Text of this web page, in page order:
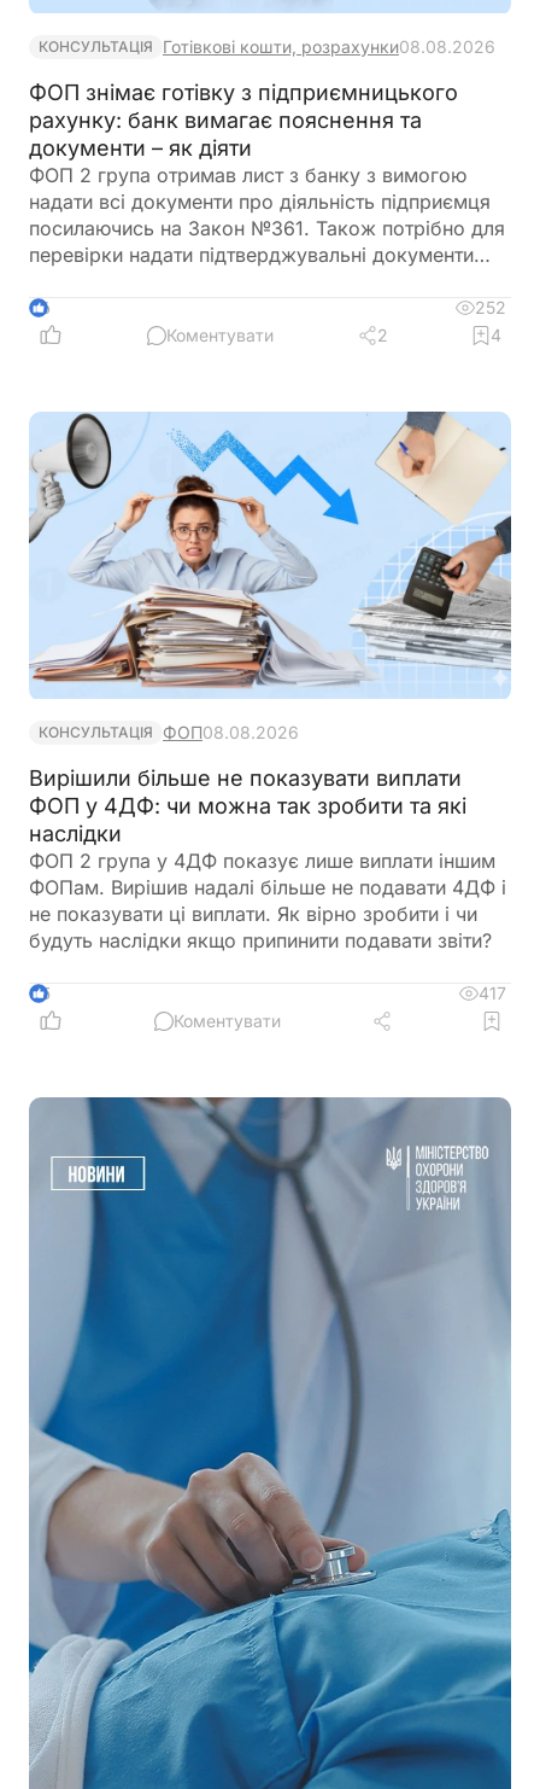
КОНСУЛЬТАЦІЯ Готівкові кошти, розрахунки08.08.2026
ФОП знімає готівку з підприємницького
рахунку: банк вимагає пояснення та
документи – як діяти
ФОП 2 група отримав лист з банку з вимогою
надати всі документи про діяльність підприємця
посилаючись на Закон №361. Також потрібно для
перевірки надати підтверджувальні документи
готівкових коштів (в дозволеному об’ємі
періодично знімаються з поточного рахунку).
банку?
6
252
Коментувати
2 4
КОНСУЛЬТАЦІЯ ФОП08.08.2026
Вирішили більше не показувати виплати
ФОП у 4ДФ: чи можна так зробити та які
наслідки
ФОП 2 група у 4ДФ показує лише виплати іншим
ФОПам. Вирішив надалі більше не подавати 4ДФ і
не показувати ці виплати. Як вірно зробити і чи
будуть наслідки якщо припинити подавати звіти?
5
417
Коментувати